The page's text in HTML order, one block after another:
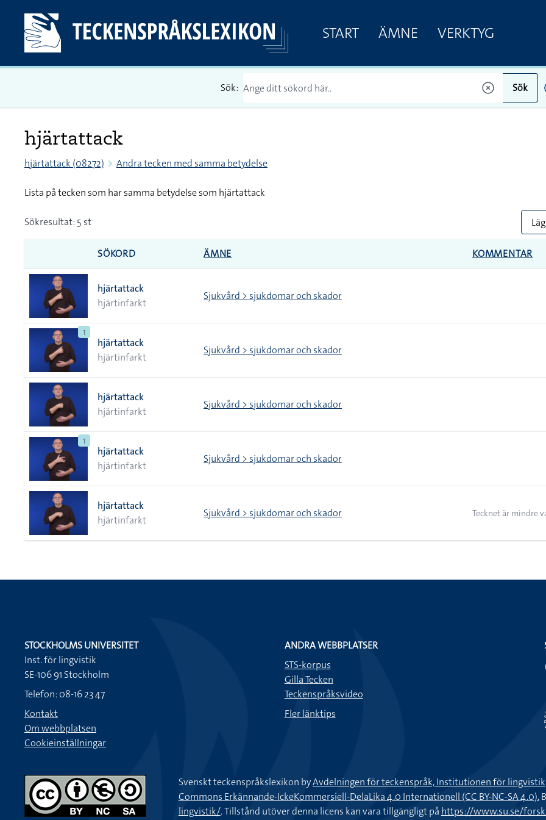
START ÄMNE VERKTYG
Sök: Sök
hjärtattack
hjärtattack (08272) Andra tecken med samma betydelse
Lista på tecken som har samma betydelse som hjärtattack
Sökresultat: 5 st
SÖKORD ÄMNE KOMMENTAR
hjärtattack
hjärtinfarkt
Sjukvård > sjukdomar och skador
1
hjärtattack
hjärtinfarkt
Sjukvård > sjukdomar och skador
hjärtattack
hjärtinfarkt
Sjukvård > sjukdomar och skador
1
hjärtattack
hjärtinfarkt
Sjukvård > sjukdomar och skador
hjärtattack
hjärtinfarkt
Sjukvård > sjukdomar och skador Tecknet är mindre
STOCKHOLMS UNIVERSITET
Inst. för lingvistik
SE-106 91 Stockholm
Telefon: 08-16 23 47
Kontakt
Om webbplatsen
Cookieinställningar
ANDRA WEBBPLATSER
STS-korpus
Gilla Tecken
Teckenspråksvideo
Fler länktips
Svenskt teckenspråkslexikon byAvdelningen för teckenspråk, Institutionen för
Commons Erkännande-IckeKommersiell-DelaLika 4.0 Internationell (CC BY-NC-SA 4.0).
lingvistik/. Tillstånd utöver denna licens kan vara tillgängligt på https://www.su.se/